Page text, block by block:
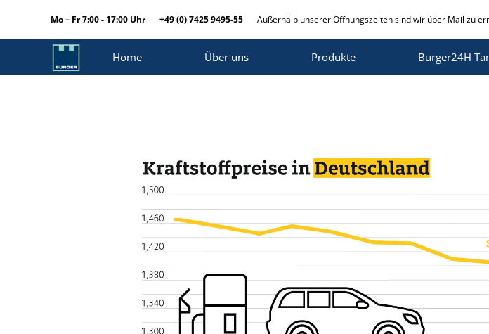
Mo – Fr 7:00 - 17:00 Uhr +49 (0) 7425 9495-55 Außerhalb unserer Öffnungszeiten sind wir über Mail zu
Home Über uns Produkte Burger24H